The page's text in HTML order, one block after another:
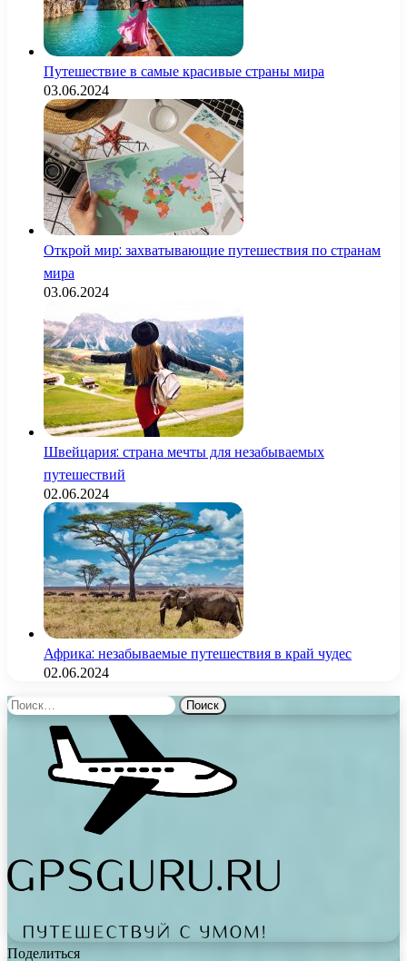
Путешествие в самые красивые страны мира
03.06.2024
Открой мир: захватывающие путешествия по странам
мира
03.06.2024
Швейцария: страна мечты для незабываемых
путешествий
02.06.2024
Африка: незабываемые путешествия в край чудес
02.06.2024
Найти:
Поделиться